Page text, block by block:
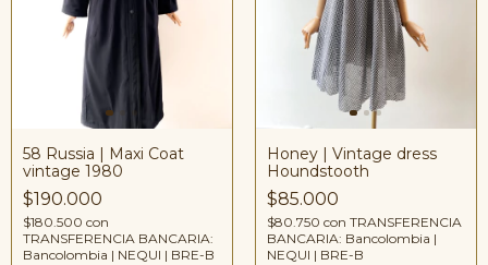
58 Russia | Maxi Coat
vintage 1980
$190.000
$180.500 con
TRANSFERENCIA BANCARIA:
Bancolombia | NEQUI | BRE-B
Honey | Vintage dress
Houndstooth
$85.000
$80.750 con TRANSFERENCIA
BANCARIA: Bancolombia |
NEQUI | BRE-B